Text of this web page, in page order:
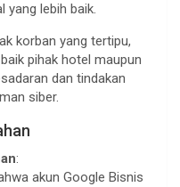
yang lebih baik.
korban yang tertipu,
pihak hotel maupun
dan tindakan
siber.
:
akun Google Bisnis